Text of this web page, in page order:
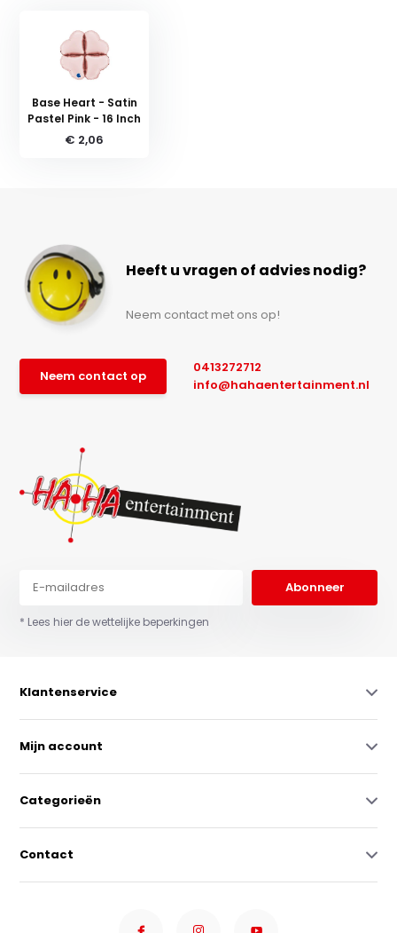
Base Heart - Satin
Pastel Pink - 16 Inch
€ 2,06
Heeft u vragen of advies nodig?
Neem contact met ons op!
Neem contact op
0413272712
info@hahaentertainment.nl
Abonneer
* Lees hier de wettelijke beperkingen
Klantenservice
Mijn account
Categorieën
Contact